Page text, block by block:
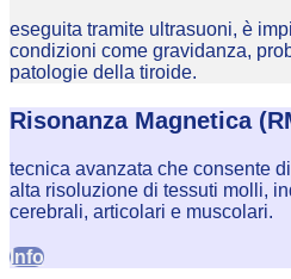
eseguita tramite ultrasuoni, è
condizioni come gravidanza,
patologie della tiroide.
Risonanza Magnetica
tecnica avanzata che consente
alta risoluzione di tessuti molli,
cerebrali, articolari e muscolari.
Info